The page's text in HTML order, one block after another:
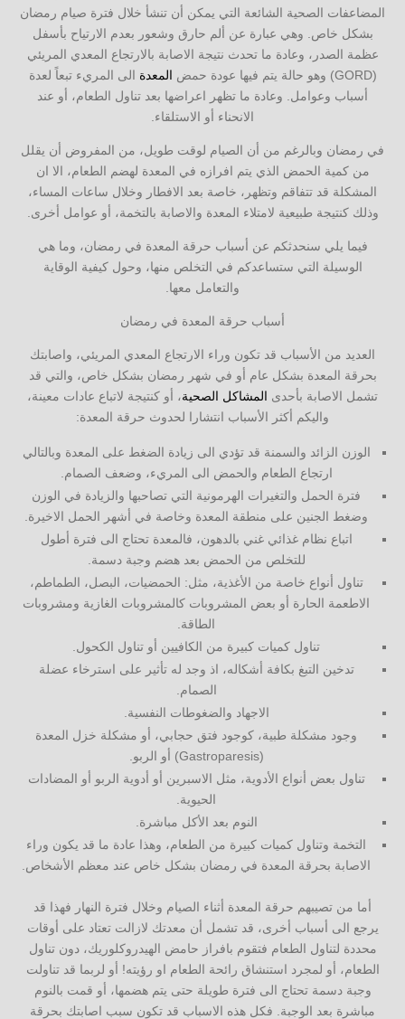
المضاعفات الصحية الشائعة التي يمكن أن تنشأ خلال فترة صيام رمضان
بشكل خاص. وهي عبارة عن ألم حارق وشعور بعدم الارتياح بأسفل
عظمة الصدر، وعادة ما تحدث نتيجة الاصابة بالارتجاع المعدي المريئي
(GORD) وهو حالة يتم فيها عودة حمض
المعدة الى المريء تبعاً لعدة
أسباب وعوامل. وعادة ما تظهر اعراضها بعد تناول الطعام، أو عند
الانحناء أو الاستلقاء.
في رمضان وبالرغم من أن الصيام لوقت طويل، من المفروض أن يقلل
من كمية الحمض الذي يتم افرازه في المعدة لهضم الطعام، الا ان
المشكلة قد تتفاقم وتظهر، خاصة بعد الافطار وخلال ساعات المساء،
وذلك كنتيجة طبيعية لامتلاء المعدة والاصابة بالتخمة، أو عوامل أخرى.
فيما يلي سنحدثكم عن أسباب حرقة المعدة في رمضان، وما هي
الوسيلة التي ستساعدكم في التخلص منها، وحول كيفية الوقاية
والتعامل معها.
أسباب حرقة المعدة في رمضان
العديد من الأسباب قد تكون وراء الارتجاع المعدي المريئي، واصابتك
بحرقة المعدة بشكل عام أو في شهر رمضان بشكل خاص، والتي قد
تشمل الاصابة بأحدى المشاكل الصحية، أو كنتيجة لاتباع عادات معينة،
واليكم أكثر الأسباب انتشارا لحدوث حرقة المعدة:
الوزن الزائد والسمنة قد تؤدي الى زيادة الضغط على المعدة وبالتالي
ارتجاع الطعام والحمض الى المريء، وضعف الصمام.
فترة الحمل والتغيرات الهرمونية التي تصاحبها والزيادة في الوزن
وضغط الجنين على منطقة المعدة وخاصة في أشهر الحمل الاخيرة.
اتباع نظام غذائي غني بالدهون، فالمعدة تحتاج الى فترة أطول
للتخلص من الحمض بعد هضم وجبة دسمة.
تناول أنواع خاصة من الأغذية، مثل: الحمضيات، البصل، الطماطم،
الاطعمة الحارة أو بعض المشروبات كالمشروبات الغازية ومشروبات
الطاقة.
تناول كميات كبيرة من الكافيين أو تناول الكحول.
تدخين التبغ بكافة أشكاله، اذ وجد له تأثير على استرخاء عضلة
الصمام.
الاجهاد والضغوطات النفسية.
وجود مشكلة طبية، كوجود فتق حجابي، أو مشكلة خزل المعدة
(Gastroparesis) أو الربو.
تناول بعض أنواع الأدوية، مثل الاسبرين أو أدوية الربو أو المضادات
الحيوية.
النوم بعد الأكل مباشرة.
التخمة وتناول كميات كبيرة من الطعام، وهذا عادة ما قد يكون وراء
الاصابة بحرقة المعدة في رمضان بشكل خاص عند معظم الأشخاص.
أما من تصيبهم حرقة المعدة أثناء الصيام وخلال فترة النهار فهذا قد
يرجع الى أسباب أخرى، قد تشمل أن معدتك لازالت تعتاد على أوقات
محددة لتناول الطعام فتقوم بافراز حامض الهيدروكلوريك، دون تناول
الطعام، أو لمجرد استنشاق رائحة الطعام او رؤيته! أو لربما قد تناولت
وجبة دسمة تحتاج الى فترة طويلة حتى يتم هضمها، أو قمت بالنوم
مباشرة بعد الوجبة. فكل هذه الاسباب قد تكون سبب اصابتك بحرقة